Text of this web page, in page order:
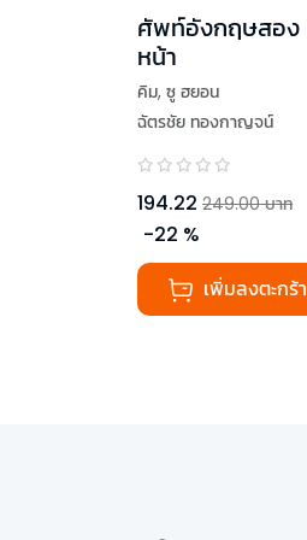
ศัพท์อังกฤษสอง
หน้า
คิม, ซู ฮยอน
ฉัตรชัย ทองกาญจน์
194.22 249.00 บาท
-22 %
เพิ่มลงตะกร้า